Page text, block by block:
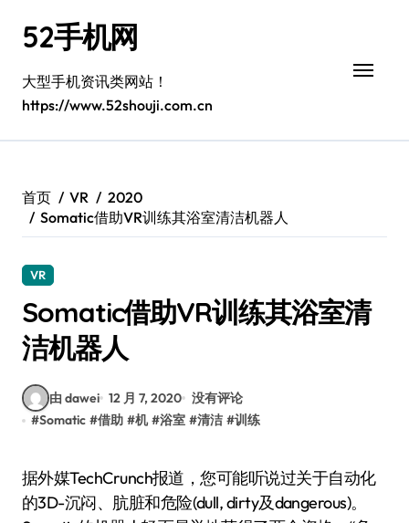
52手机网
大型手机资讯类网站！
https://www.52shouji.com.cn
首页 VR
2020
Somatic借助VR训练其浴室清洁机器人
VR
Somatic借助VR训练其浴室清
洁机器人
由 dawei 12 月 7, 2020 没有评论
#Somatic #借助 #机 #浴室 #清洁 #训练
据外媒TechCrunch报道，您可能听说过关于自动化
的3D-沉闷、肮脏和危险(dull, dirty及dangerous)。